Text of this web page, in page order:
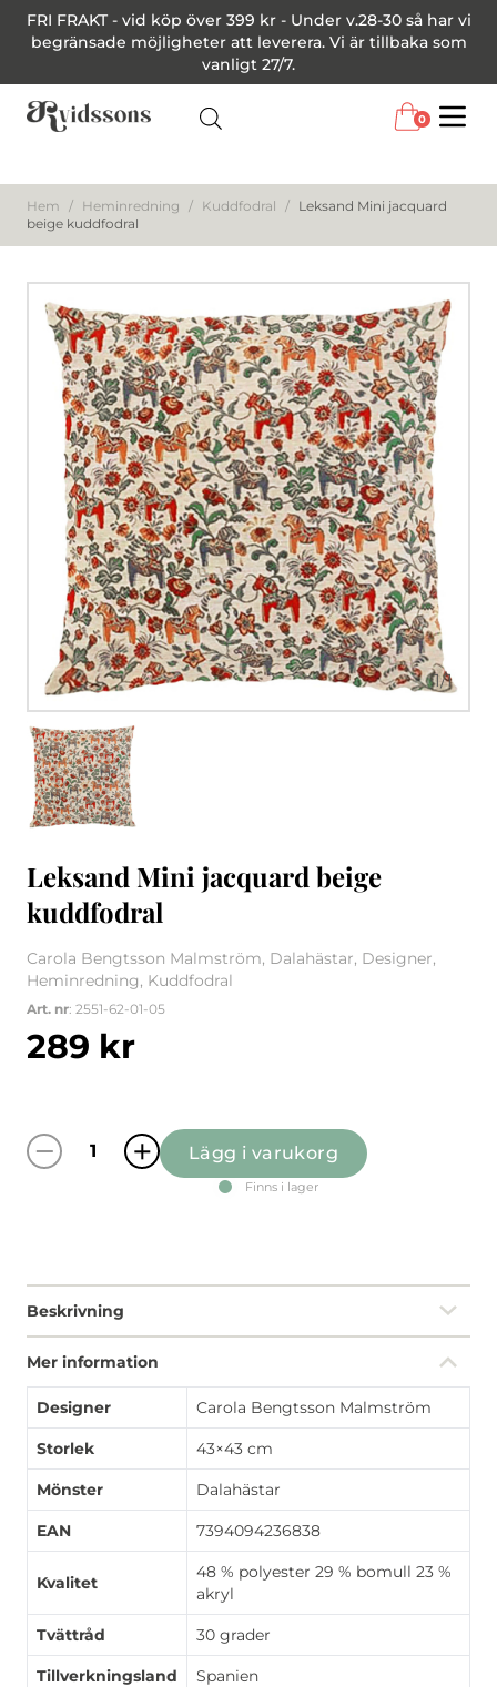
FRI FRAKT - vid köp över 399 kr - Under v.28-30 så har vi
begränsade möjligheter att leverera. Vi är tillbaka som
vanligt 27/7.
0
Hem / Heminredning / Kuddfodral / Leksand Mini jacquard
beige kuddfodral
1/1
Leksand Mini jacquard beige
kuddfodral
Carola Bengtsson Malmström, Dalahästar, Designer,
Heminredning, Kuddfodral
Art. nr: 2551-62-01-05
289 kr
Leksand Mini jacquard beige kuddfodral
Lägg i varukorg
Finns i lager
Beskrivning
Mer information
Designer Carola Bengtsson Malmström
Storlek 43×43 cm
Mönster Dalahästar
EAN 7394094236838
Kvalitet
48 % polyester 29 % bomull 23 %
akryl
Tvättråd 30 grader
Tillverkningsland Spanien